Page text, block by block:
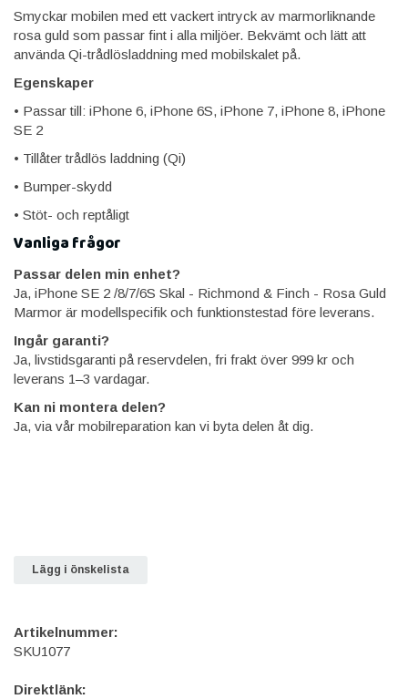
Smyckar mobilen med ett vackert intryck av marmorliknande
rosa guld som passar fint i alla miljöer. Bekvämt och lätt att
använda Qi-trådlösladdning med mobilskalet på.
Egenskaper
• Passar till: iPhone 6, iPhone 6S, iPhone 7, iPhone 8, iPhone
SE 2
• Tillåter trådlös laddning (Qi)
• Bumper-skydd
• Stöt- och reptåligt
Vanliga frågor
Passar delen min enhet?
Ja, iPhone SE 2 /8/7/6S Skal - Richmond & Finch - Rosa Guld
Marmor är modellspecifik och funktionstestad före leverans.
Ingår garanti?
Ja, livstidsgaranti på reservdelen, fri frakt över 999 kr och
leverans 1–3 vardagar.
Kan ni montera delen?
Ja, via vår mobilreparation kan vi byta delen åt dig.
Lägg i önskelista
Artikelnummer:
SKU1077
Direktlänk: